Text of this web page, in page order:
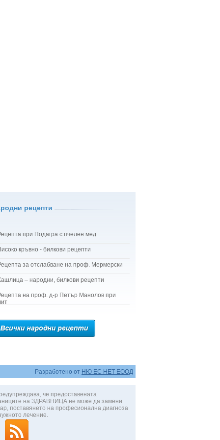
рецепти
при Подагра с пчелен мед
кръвно - билкови рецепти
за отслабване на проф. Мермерски
– народни, билкови рецепти
на проф. д-р Петър Манолов при
Разработено от НЮ ЕС НЕТ ЕООД
че предоставената
на ЗДРАВНИЦА не може да замени
поставянето на професионална диагноза
лечение.